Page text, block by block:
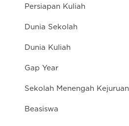
Persiapan Kuliah
Dunia Sekolah
Dunia Kuliah
Gap Year
Sekolah Menengah Kejuruan
Beasiswa